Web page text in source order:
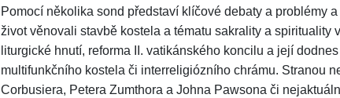
Pomocí několika sond představí klíčové debaty a problémy
život věnovali stavbě kostela a tématu sakrality a
liturgické hnutí, reforma II. vatikánského koncilu a její
multifunkčního kostela či interreligiózního chrámu. Stranou
Corbusiera, Petera Zumthora a Johna Pawsona či